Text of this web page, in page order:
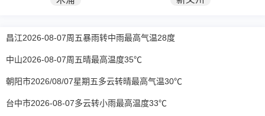
昌江2026-08-07周五暴雨转中雨最高气温28度
中山2026-08-07周五晴最高温度35℃
朝阳市2026/08/07星期五多云转晴最高气温30℃
台中市2026-08-07多云转小雨最高温度33℃